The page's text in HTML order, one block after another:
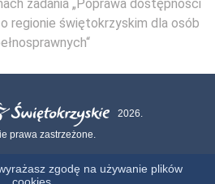
zadania „Poprawa dostępności
regionie świętokrzyskim dla osób
2026.
prawa zastrzeżone.
zgodę na używanie plików